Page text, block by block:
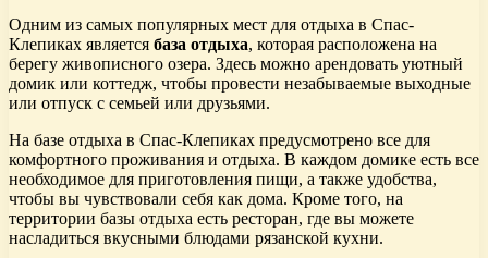
Одним из самых популярных мест для отдыха в Спас-
Клепиках является база отдыха, которая расположена на
берегу живописного озера. Здесь можно арендовать уютный
домик или коттедж, чтобы провести незабываемые выходные
или отпуск с семьей или друзьями.
На базе отдыха в Спас-Клепиках предусмотрено все для
комфортного проживания и отдыха. В каждом домике есть все
необходимое для приготовления пищи, а также удобства,
чтобы вы чувствовали себя как дома. Кроме того, на
территории базы отдыха есть ресторан, где вы можете
насладиться вкусными блюдами рязанской кухни.